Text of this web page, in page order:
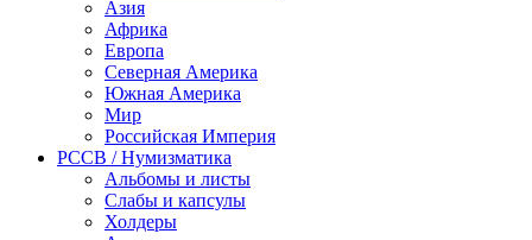
Азия
Африка
Европа
Северная Америка
Южная Америка
Мир
Российская Империя
PCCB / Нумизматика
Альбомы и листы
Слабы и капсулы
Холдеры